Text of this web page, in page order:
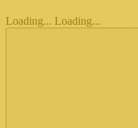
Loading... Loading...